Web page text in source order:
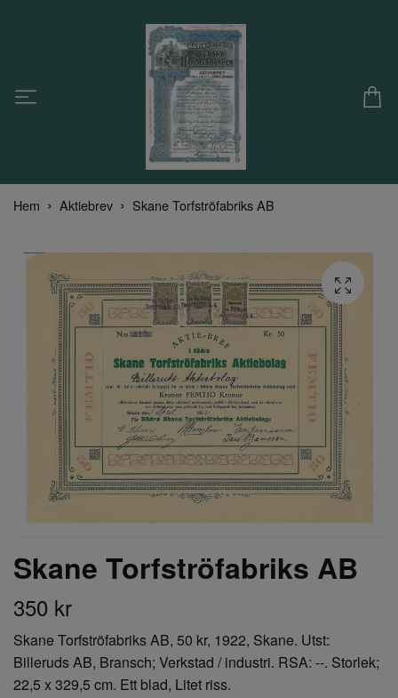
Hem Aktiebrev Skane Torfströfabriks AB
Skane Torfströfabriks AB
350 kr
Skane Torfströfabriks AB, 50 kr, 1922, Skane. Utst:
Billeruds AB, Bransch; Verkstad / industri. RSA: --. Storlek;
22,5 x 329,5 cm. Ett blad, Litet riss.